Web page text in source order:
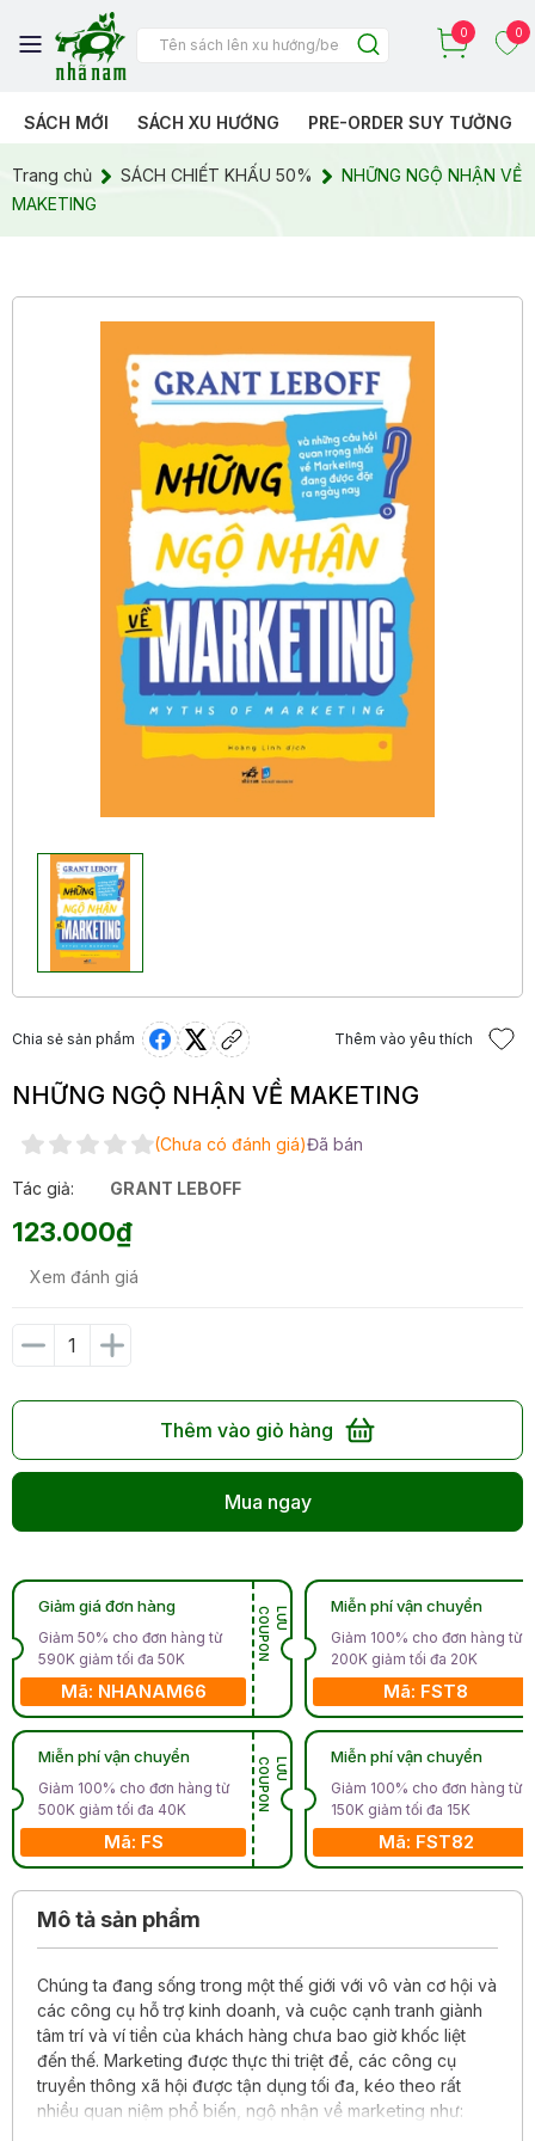
0 0
SÁCH MỚI SÁCH XU HƯỚNG PRE-ORDER SUY TƯỞNG
Trang chủ SÁCH CHIẾT KHẤU 50%
NHỮNG NGỘ NHẬN VỀ
MAKETING
Chia sẻ sản phẩm Thêm vào yêu thích
NHỮNG NGỘ NHẬN VỀ MAKETING
(Chưa có đánh giá)Đã bán
Tác giả: GRANT LEBOFF
123.000₫
Xem đánh giá
Thêm vào giỏ hàng
Mua ngay
Giảm giá đơn hàng
Giảm 50% cho đơn hàng từ
590K giảm tối đa 50K
Mã: NHANAM66
L
Ư
U
C
O
U
P
O
N
Miễn phí vận chuyển
Giảm 100% cho đơn hàng từ
500K giảm tối đa 40K
Mã: FS
L
Ư
U
C
O
U
P
O
N
Miễn phí vận chuyển
Giảm 100% cho đơn hàng từ
200K giảm tối đa 20K
Mã: FST8
Miễn phí vận chuyển
Giảm 100% cho đơn hàng từ
150K giảm tối đa 15K
Mã: FST82
Mô tả sản phẩm
Chúng ta đang sống trong một thế giới với vô vàn cơ hội và
các công cụ hỗ trợ kinh doanh, và cuộc cạnh tranh giành
tâm trí và ví tiền của khách hàng chưa bao giờ khốc liệt
đến thế. Marketing được thực thi triệt để, các công cụ
truyền thông xã hội được tận dụng tối đa, kéo theo rất
nhiều quan niệm phổ biến, ngộ nhận về marketing như: